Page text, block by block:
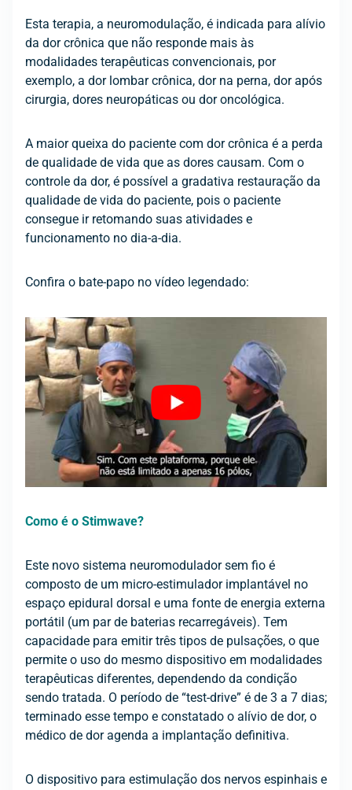
Esta terapia, a neuromodulação, é indicada para alívio
da dor crônica que não responde mais às
modalidades terapêuticas convencionais, por
exemplo, a dor lombar crônica, dor na perna, dor após
cirurgia, dores neuropáticas ou dor oncológica.
A maior queixa do paciente com dor crônica é a perda
de qualidade de vida que as dores causam. Com o
controle da dor, é possível a gradativa restauração da
qualidade de vida do paciente, pois o paciente
consegue ir retomando suas atividades e
funcionamento no dia-a-dia.
Confira o bate-papo no vídeo legendado:
Como é o Stimwave?
Este novo sistema neuromodulador sem fio é
composto de um micro-estimulador implantável no
espaço epidural dorsal e uma fonte de energia externa
portátil (um par de baterias recarregáveis). Tem
capacidade para emitir três tipos de pulsações, o que
permite o uso do mesmo dispositivo em modalidades
terapêuticas diferentes, dependendo da condição
sendo tratada. O período de “test-drive” é de 3 a 7 dias;
terminado esse tempo e constatado o alívio de dor, o
médico de dor agenda a implantação definitiva.
O dispositivo para estimulação dos nervos espinhais e